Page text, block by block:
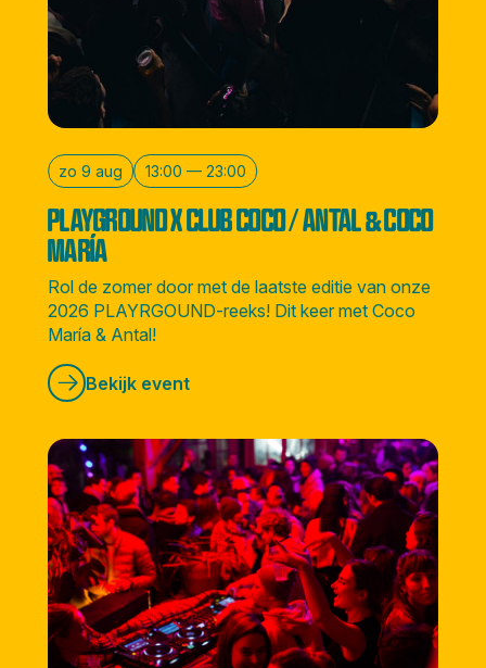
zo 9 aug 13:00 — 23:00
PLAYGROUND X CLUB COCO / ANTAL & COCO
MARÍA
Rol de zomer door met de laatste editie van onze
2026 PLAYRGOUND-reeks! Dit keer met Coco
María & Antal!
Bekijk event